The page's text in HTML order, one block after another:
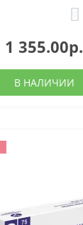
1 355.00р.
В НАЛИЧИИ